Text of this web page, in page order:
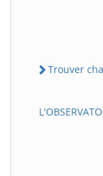
Trouver